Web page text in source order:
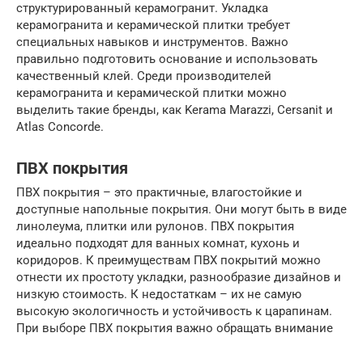
структурированный керамогранит. Укладка
керамогранита и керамической плитки требует
специальных навыков и инструментов. Важно
правильно подготовить основание и использовать
качественный клей. Среди производителей
керамогранита и керамической плитки можно
выделить такие бренды, как Kerama Marazzi, Cersanit и
Atlas Concorde.
ПВХ покрытия
ПВХ покрытия – это практичные, влагостойкие и
доступные напольные покрытия. Они могут быть в виде
линолеума, плитки или рулонов. ПВХ покрытия
идеально подходят для ванных комнат, кухонь и
коридоров. К преимуществам ПВХ покрытий можно
отнести их простоту укладки, разнообразие дизайнов и
низкую стоимость. К недостаткам – их не самую
высокую экологичность и устойчивость к царапинам.
При выборе ПВХ покрытия важно обращать внимание